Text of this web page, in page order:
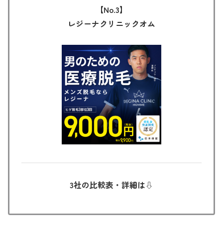
【No.3】
レジーナクリニックオム
3社の比較表・詳細は⇩